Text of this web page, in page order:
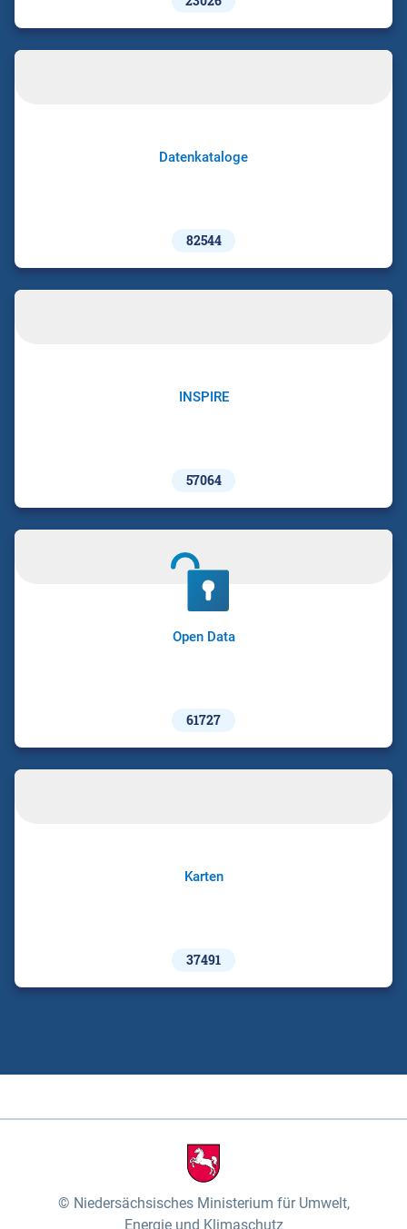
Datenkataloge
82544
INSPIRE
57064
Open Data
61727
Karten
37491
Niedersächsisches Ministerium für Umwelt,
Energie und Klimaschutz